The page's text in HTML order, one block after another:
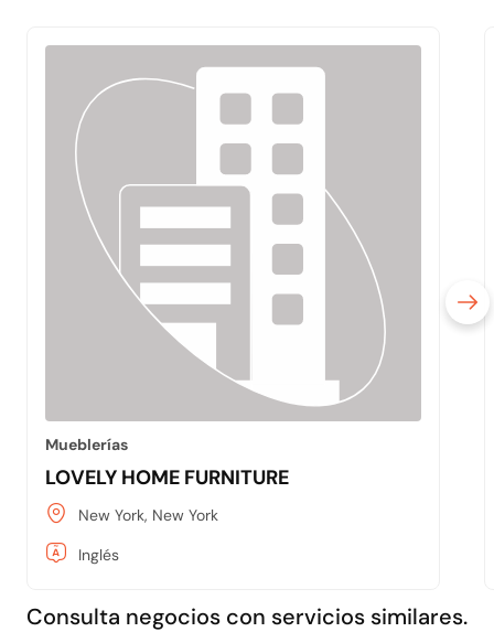
Mueblerías
LOVELY HOME FURNITURE
New York, New York
Inglés
Consulta negocios con servicios similares.